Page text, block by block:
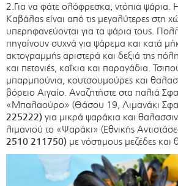
2.Για να φάτε ολόφρεσκα, ντόπια ψάρια.
Καβάλας είναι από τις μεγαλύτερες στη
υπερηφανεύονται για τα ψάρια τους.
πηγαίνουν συχνά για ψάρεμα και κατά
ακτογραμμής αριστερά και δεξιά της
και πετονιές, καΐκια και παραγάδια.
μπαρμπούνια, κουτσουμούρες και
βόρειο Αιγαίο. Αναζητήστε στα παλιά
«Μπαλαούρο» (Θάσου 19, Λιμανάκι
225222) για μικρά ψαράκια και
λιμανιού το «Ψαράκι» (Εθνικής
2510 211750) με νόστιμους μεζέδες και